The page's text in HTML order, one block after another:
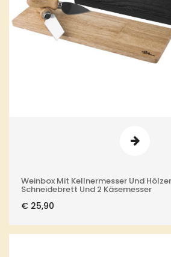
Weinbox Mit Kellnermesser Und
Schneidebrett Und 2 Käsemesser
€ 25,90